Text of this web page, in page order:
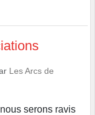
Les Arcs de
serons ravis